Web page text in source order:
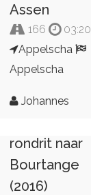
Assen
166
03:20
Appelscha
Appelscha
Johannes
rondrit naar
Bourtange
(2016)